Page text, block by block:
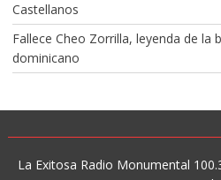
Castellanos
Fallece Cheo Zorrilla, leyenda de la
dominicano
La Exitosa Radio Monumental